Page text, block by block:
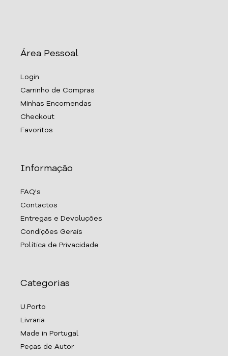
Área Pessoal
Login
Carrinho de Compras
Minhas Encomendas
Checkout
Favoritos
Informação
FAQ's
Contactos
Entregas e Devoluções
Condições Gerais
Política de Privacidade
Categorias
U.Porto
Livraria
Made in Portugal
Peças de Autor